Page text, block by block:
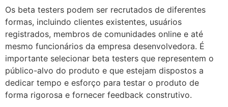
Os beta testers podem ser recrutados de diferentes
formas, incluindo clientes existentes, usuários
registrados, membros de comunidades online e até
mesmo funcionários da empresa desenvolvedora. É
importante selecionar beta testers que representem o
público-alvo do produto e que estejam dispostos a
dedicar tempo e esforço para testar o produto de
forma rigorosa e fornecer feedback construtivo.